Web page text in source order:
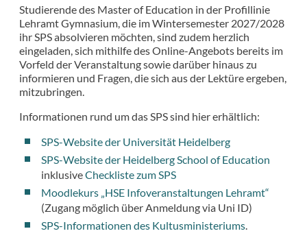
Studierende des Master of Education in der Profillinie
Lehramt Gymnasium, die im Wintersemester 2027/2028
ihr SPS absolvieren möchten, sind zudem herzlich
eingeladen, sich mithilfe des Online-Angebots bereits im
Vorfeld der Veranstaltung sowie darüber hinaus zu
informieren und Fragen, die sich aus der Lektüre ergeben,
mitzubringen.
Informationen rund um das SPS sind hier erhältlich:
SPS-Website der Universität Heidelberg
SPS-Website der Heidelberg School of Education
inklusiveCheckliste zum SPS
Moodlekurs „HSE Infoveranstaltungen Lehramt“
(Zugang möglich über Anmeldung via Uni ID)
SPS-Informationen des Kultusministeriums.